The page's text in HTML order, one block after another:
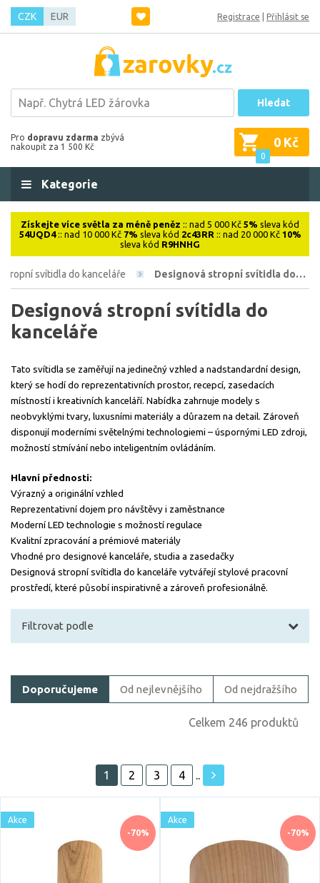
CZK EUR Registrace Přihlásit se
Hledat
Pro dopravu zdarma zbývá
nakoupit za 1 500 Kč
0
0 Kč
Kategorie
Získejte více světla za méně peněz :: nad 5 000 Kč 5% sleva kód
54UQD4:: nad 10 000 Kč 7% sleva kód 2c43RR :: nad 20 000 Kč 10%
sleva kód R9HNHG
Stropní svítidla do kanceláře Designová stropní svítidla do…
Designová stropní svítidla do
kanceláře
Tato svítidla se zaměřují na jedinečný vzhled a nadstandardní design,
který se hodí do reprezentativních prostor, recepcí, zasedacích
místností i kreativních kanceláří. Nabídka zahrnuje modely s
neobvyklými tvary, luxusními materiály a důrazem na detail. Zároveň
disponují moderními světelnými technologiemi – úspornými LED zdroji,
možností stmívání nebo inteligentním ovládáním.
Hlavní přednosti:
Výrazný a originální vzhled
Reprezentativní dojem pro návštěvy i zaměstnance
Moderní LED technologie s možností regulace
Kvalitní zpracování a prémiové materiály
Vhodné pro designové kanceláře, studia a zasedačky
Designová stropní svítidla do kanceláře vytvářejí stylové pracovní
prostředí, které působí inspirativně a zároveň profesionálně.
Filtrovat podle
Cena
Skladem
Vystaveno na showroomu
Doporučujeme Od nejlevnějšího Od nejdražšího
Celkem 246 produktů
1 2 3 4 ..
-70%
Akce
-70%
Akce